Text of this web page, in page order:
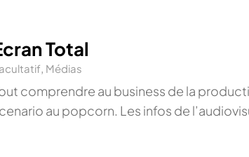
Total
, Médias
comprendre au business de la
au popcorn. Les infos de